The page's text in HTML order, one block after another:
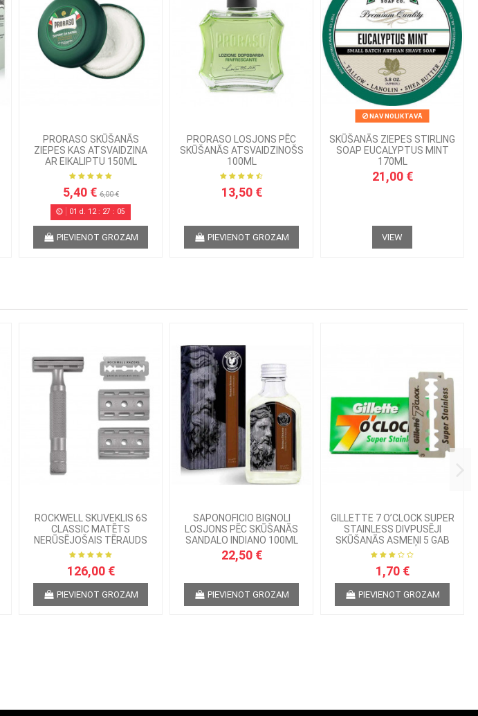
PRORASO SKŪŠANĀS
ZIEPES KAS ATSVAIDZINA
AR EIKALIPTU 150ML
5,40 €6,00 €
01 d. 12: 27 : 05
PIEVIENOT GROZAM
PRORASO LOSJONS PĒC
SKŪŠANĀS ATSVAIDZINOŠS
100ML
13,50 €
PIEVIENOT GROZAM
NAV NOLIKTAVĀ
SKŪŠANĀS ZIEPES STIRLING
SOAP EUCALYPTUS MINT
170ML
21,00 €
VIEW
ROCKWELL SKUVEKLIS 6S
CLASSIC MATĒTS
NERŪSĒJOŠAIS TĒRAUDS
126,00 €
PIEVIENOT GROZAM
SAPONOFICIO BIGNOLI
LOSJONS PĒC SKŪŠANĀS
SANDALO INDIANO 100ML
22,50 €
PIEVIENOT GROZAM
GILLETTE 7 O’CLOCK SUPER
STAINLESS DIVPUSĒJI
SKŪŠANĀS ASMEŅI 5 GAB
1,70 €
PIEVIENOT GROZAM